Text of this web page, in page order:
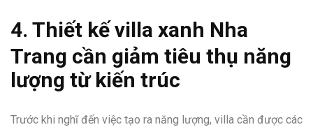
4. Thiết kế villa xanh Nha
Trang cần giảm tiêu thụ năng
lượng từ kiến trúc
Trước khi nghĩ đến việc tạo ra năng lượng, villa cần được các